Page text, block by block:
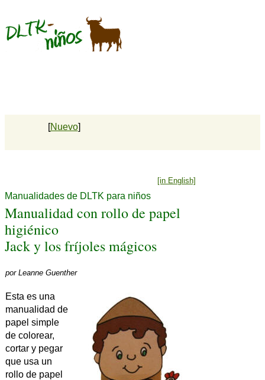
[Nuevo]
[in English]
Manualidades de DLTK para niños
Manualidad con rollo de papel
higiénico
Jack y los fríjoles mágicos
por Leanne Guenther
Esta es una
manualidad de
papel simple
de colorear,
cortar y pegar
que usa un
rollo de papel